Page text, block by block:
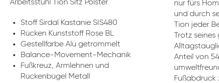
Arbeitsstuhl Tion Sitz Polster
Stoff Sirdal Kastanie SIS480
Rücken Kunststoff Rose BL
Gestellfarbe Alu getrommelt
Balance-Movement-Mechanik
Fußkreuz, Armlehnen und
Rückenbügel Metall
nur fürs
und durch
Tion jeder
Trotz
Anteil von
Fußabdruck